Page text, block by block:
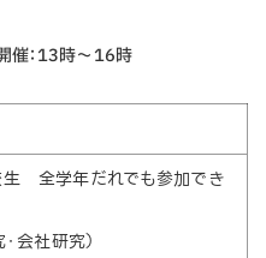
：13時〜16時
生 全学年だれでも参加でき
会社研究）